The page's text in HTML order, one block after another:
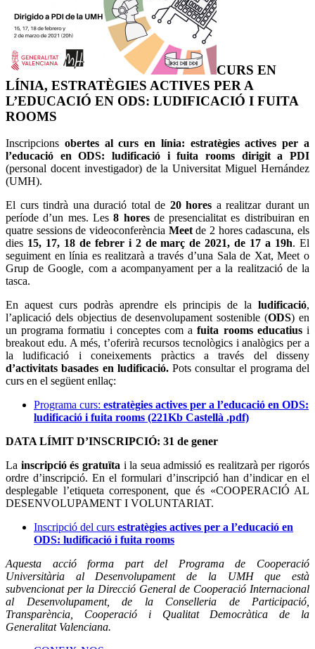
CURS EN
LÍNIA, ESTRATÈGIES ACTIVES PER A
L’EDUCACIÓ EN ODS: LUDIFICACIÓ I FUITA
ROOMS
Inscripcions obertes al curs en línia: estratègies actives per a
l’educació en ODS: ludificació i fuita rooms dirigit a PDI
(personal docent investigador) de la Universitat Miguel Hernández
(UMH).
El curs tindrà una duració total de 20 hores a realitzar durant un
període d’un mes. Les8 horesde presencialitat es distribuiran en
quatre sessions de videoconferència Meetde 2 hores cadascuna, els
dies 15, 17, 18 de febrer i 2 de març de 2021, de 17 a 19h. El
seguiment en línia es realitzarà a través d’una Sala de Xat, Meet o
Grup de Google, com a acompanyament per a la realització de la
tasca.
En aquest curs podràs aprendre els principis de la ludificació,
l’aplicació dels objectius de desenvolupament sostenible (ODS) en
un programa formatiu i conceptes com a fuita rooms educatiusi
breakout edu. A més, t’oferirà recursos tecnològics i analògics per a
la ludificació i coneixements pràctics a través del disseny
d’activitats basades en ludificació. Pots consultar el programa del
curs en el següent enllaç:
Programa curs: estratègies actives per a l’educació en ODS:
ludificació i fuita rooms (221Kb Castellà .pdf)
DATA LÍMIT D’INSCRIPCIÓ: 31 de gener
La inscripció és gratuïta i la seua admissió es realitzarà per rigorós
ordre d’inscripció. En el formulari d’inscripció han d’indicar en el
desplegable l’etiqueta corresponent, que és «COOPERACIÓ AL
DESENVOLUPAMENT I VOLUNTARIAT.
Inscripció del curs estratègies actives per a l’educació en
ODS: ludificació i fuita rooms
Aquesta acció forma part del Programa de Cooperació
Universitària al Desenvolupament de la UMH que està
subvencionat per la Direcció General de Cooperació Internacional
al Desenvolupament, de la Conselleria de Participació,
Transparència, Cooperació i Qualitat Democràtica de la
Generalitat Valenciana.